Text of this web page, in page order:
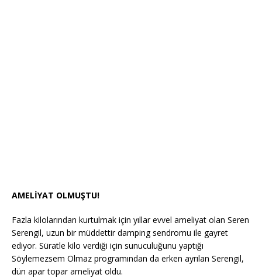
AMELİYAT OLMUŞTU!
Fazla kilolarından kurtulmak için yıllar evvel ameliyat olan Seren
Serengil, uzun bir müddettir damping sendromu ile gayret
ediyor. Süratle kilo verdiği için sunuculuğunu yaptığı
Söylemezsem Olmaz programından da erken ayrılan Serengil,
dün apar topar ameliyat oldu.